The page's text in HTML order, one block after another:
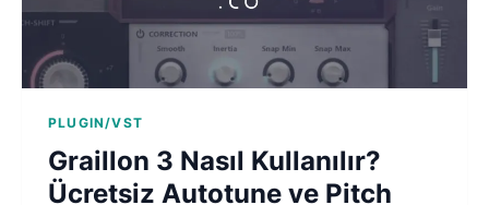
PLUGIN/VST
Graillon 3 Nasıl Kullanılır?
Ücretsiz Autotune ve Pitch